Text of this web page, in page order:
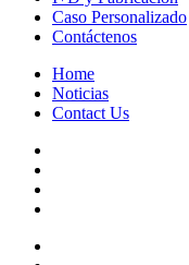
Caso Personalizado
Contáctenos
Home
Noticias
Contact Us